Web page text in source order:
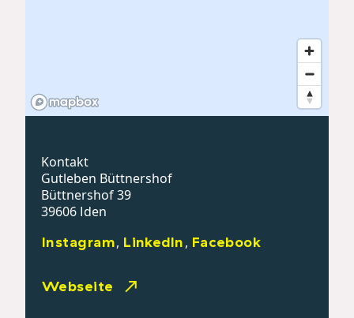
Kontakt
Gutleben Büttnershof
Büttnershof 39
39606 Iden
Instagram, LinkedIn, Facebook
Webseite